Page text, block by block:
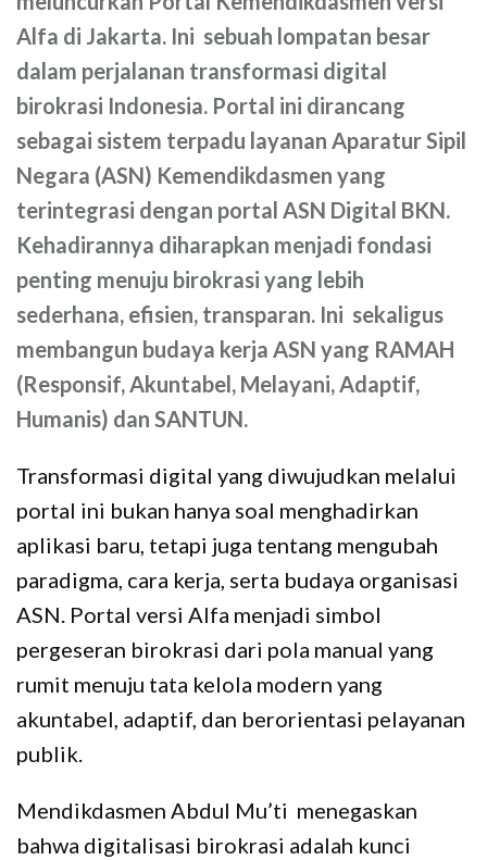
Alfa di Jakarta. Ini sebuah lompatan besar
dalam perjalanan transformasi digital
birokrasi Indonesia. Portal ini dirancang
sebagai sistem terpadu layanan Aparatur Sipil
Negara (ASN) Kemendikdasmen yang
terintegrasi dengan portal ASN Digital BKN.
Kehadirannya diharapkan menjadi fondasi
penting menuju birokrasi yang lebih
sederhana, efisien, transparan. Ini sekaligus
membangun budaya kerja ASN yang RAMAH
(Responsif, Akuntabel, Melayani, Adaptif,
Humanis) dan SANTUN.
Transformasi digital yang diwujudkan melalui
portal ini bukan hanya soal menghadirkan
aplikasi baru, tetapi juga tentang mengubah
paradigma, cara kerja, serta budaya organisasi
ASN. Portal versi Alfa menjadi simbol
pergeseran birokrasi dari pola manual yang
rumit menuju tata kelola modern yang
akuntabel, adaptif, dan berorientasi pelayanan
publik.
Mendikdasmen Abdul Mu’ti menegaskan
bahwa digitalisasi birokrasi adalah kunci